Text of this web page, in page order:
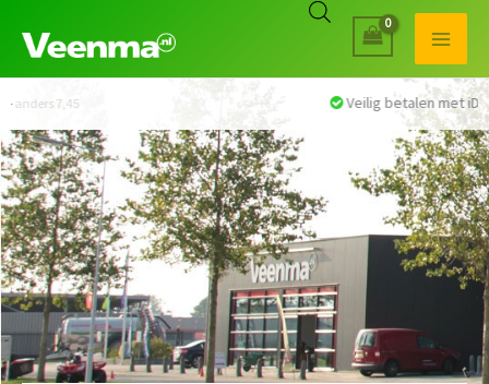
Veilig betalen met iDEAL